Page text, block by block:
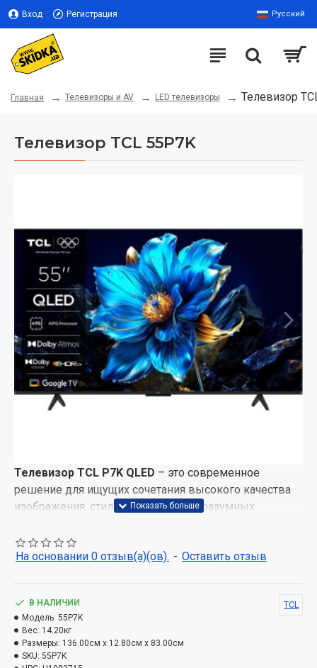
Вход Регистрация Русский
Главная Телевизоры и AV LED телевизоры Телевизор
Телевизор TCL 55P7K
Телевизор TCL P7K QLED – это современное
решение для ищущих сочетания высокого качества
изображения, стильного дизайна и разумных
элегантному виду, TCL P7K идеально подходит для
любого пространства.
технологией
Телевизоры
Quantum Crystals, сочетающую наноразмерные
квантовые точки с органическими материалами для
На основании 0 отзыв(а)(ов). - Оставить отзыв
В НАЛИЧИИ
Модель: 55P7K
Вес: 14.20кг
Размеры: 136.00см x 12.80см x 83.00см
SKU: 55P7K
TCL